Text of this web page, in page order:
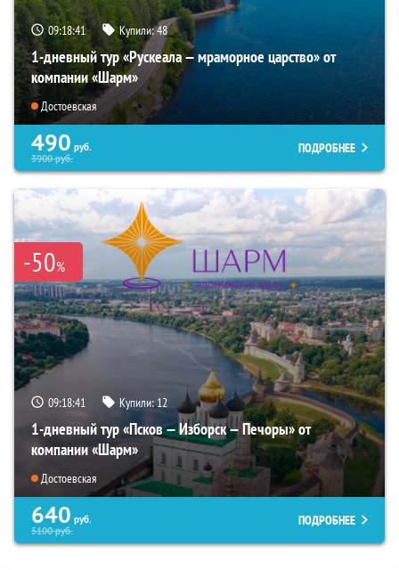
09:18:39 Купили:48
1-дневный тур «Рускеала — мраморное царство» от
компании «Шарм»
Достоевская
490 руб.
3900руб.
ПОДРОБНЕЕ
-50%
09:18:39 Купили:12
1-дневный тур «Псков — Изборск — Печоры» от
компании «Шарм»
Достоевская
640 руб.
5100руб.
ПОДРОБНЕЕ